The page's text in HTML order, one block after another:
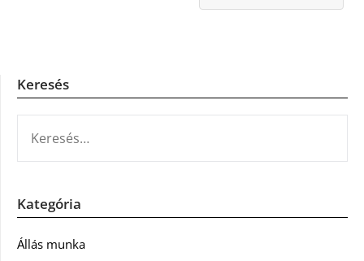
Keresés
Kategória
Állás munka